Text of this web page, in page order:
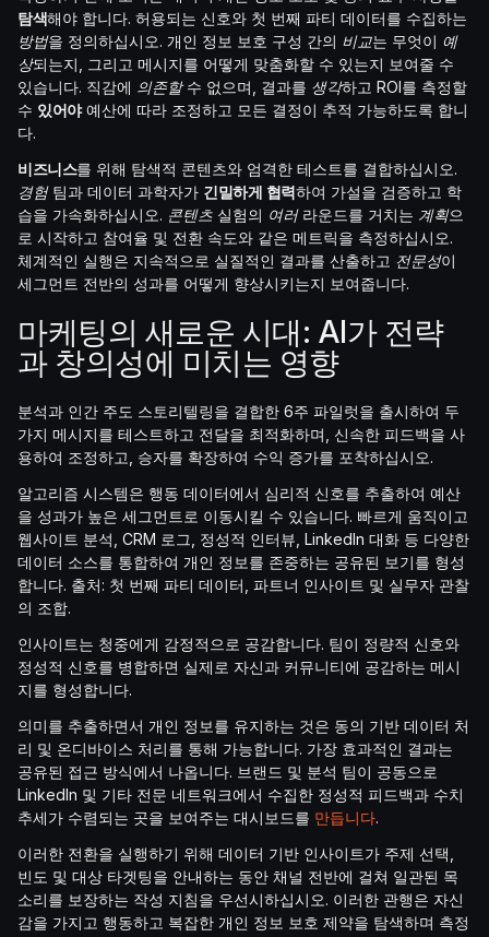
탐색해야 합니다. 허용되는 신호와 첫 번째 파티 데이터를 수집하는
방법을 정의하십시오. 개인 정보 보호 구성 간의 비교는 무엇이 예
상되는지, 그리고 메시지를 어떻게 맞춤화할 수 있는지 보여줄 수
있습니다. 직감에 의존할수 없으며, 결과를 생각하고 ROI를 측정할
수 있어야예산에 따라 조정하고 모든 결정이 추적 가능하도록 합니
다.
비즈니스를 위해 탐색적 콘텐츠와 엄격한 테스트를 결합하십시오.
경험팀과 데이터 과학자가 긴밀하게 협력하여 가설을 검증하고 학
습을 가속화하십시오. 콘텐츠 실험의 여러라운드를 거치는 계획으
로 시작하고 참여율 및 전환 속도와 같은 메트릭을 측정하십시오.
체계적인 실행은 지속적으로 실질적인 결과를 산출하고 전문성이
세그먼트 전반의 성과를 어떻게 향상시키는지 보여줍니다.
마케팅의 새로운 시대: AI가 전략
과 창의성에 미치는 영향
분석과 인간 주도 스토리텔링을 결합한 6주 파일럿을 출시하여 두
가지 메시지를 테스트하고 전달을 최적화하며, 신속한 피드백을 사
용하여 조정하고, 승자를 확장하여 수익 증가를 포착하십시오.
알고리즘 시스템은 행동 데이터에서 심리적 신호를 추출하여 예산
을 성과가 높은 세그먼트로 이동시킬 수 있습니다. 빠르게 움직이고
웹사이트 분석, CRM 로그, 정성적 인터뷰, LinkedIn 대화 등 다양한
데이터 소스를 통합하여 개인 정보를 존중하는 공유된 보기를 형성
합니다. 출처: 첫 번째 파티 데이터, 파트너 인사이트 및 실무자 관찰
의 조합.
인사이트는 청중에게 감정적으로 공감합니다. 팀이 정량적 신호와
정성적 신호를 병합하면 실제로 자신과 커뮤니티에 공감하는 메시
지를 형성합니다.
의미를 추출하면서 개인 정보를 유지하는 것은 동의 기반 데이터 처
리 및 온디바이스 처리를 통해 가능합니다. 가장 효과적인 결과는
공유된 접근 방식에서 나옵니다. 브랜드 및 분석 팀이 공동으로
LinkedIn 및 기타 전문 네트워크에서 수집한 정성적 피드백과 수치
추세가 수렴되는 곳을 보여주는 대시보드를 만듭니다.
이러한 전환을 실행하기 위해 데이터 기반 인사이트가 주제 선택,
빈도 및 대상 타겟팅을 안내하는 동안 채널 전반에 걸쳐 일관된 목
소리를 보장하는 작성 지침을 우선시하십시오. 이러한 관행은 자신
감을 가지고 행동하고 복잡한 개인 정보 보호 제약을 탐색하며 측정